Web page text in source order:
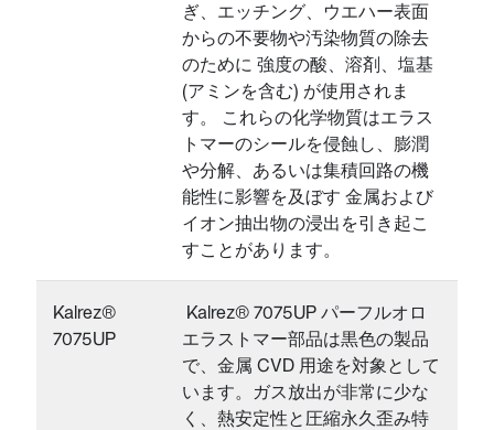
ぎ、エッチング、ウエハー表面
からの不要物や汚染物質の除去
のために 強度の酸、溶剤、塩基
(アミンを含む) が使用されま
す。 これらの化学物質はエラス
トマーのシールを侵蝕し、膨潤
や分解、あるいは集積回路の機
能性に影響を及ぼす 金属および
イオン抽出物の浸出を引き起こ
すことがあります。
Kalrez®
7075UP
Kalrez® 7075UP パーフルオロ
エラストマー部品は黒色の製品
で、金属 CVD 用途を対象として
います。ガス放出が非常に少な
く、熱安定性と圧縮永久歪み特